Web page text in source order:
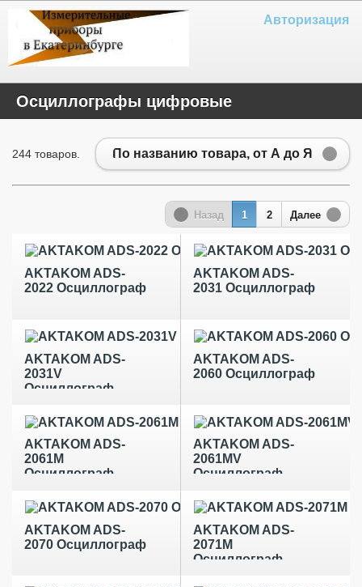
Авторизация
Осциллографы цифровые
По названию товара, от А до Я
244 товаров.
Назад 1 2 Далее
AKTAKOM ADS-
2022 Осциллограф
AKTAKOM ADS-
2031 Осциллограф
AKTAKOM ADS-
2031V
Осциллограф
AKTAKOM ADS-
2060 Осциллограф
AKTAKOM ADS-
2061M
Осциллограф
AKTAKOM ADS-
2061MV
Осциллограф
AKTAKOM ADS-
2070 Осциллограф
AKTAKOM ADS-
2071M
Осциллограф